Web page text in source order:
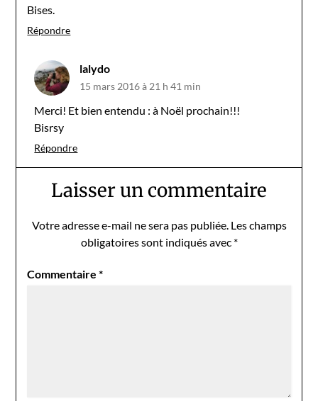
Bises.
Répondre
lalydo
15 mars 2016 à 21 h 41 min
Merci! Et bien entendu : à Noël prochain!!!
Bisrsy
Répondre
Laisser un commentaire
Votre adresse e-mail ne sera pas publiée. Les champs
obligatoires sont indiqués avec *
Commentaire*